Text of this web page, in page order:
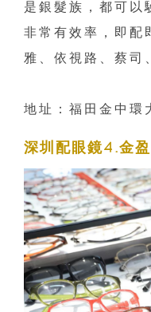
是銀髮族，都可以
非常有效率，即配
雅、依視路、蔡司
地址：福田金中
深圳配眼鏡4.金